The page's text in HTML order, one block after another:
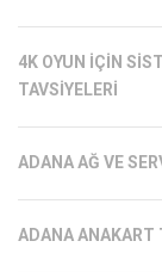
4K OYUN İÇIN
TAVSIYELERI
ADANA AĞ VE
ADANA ANAKART